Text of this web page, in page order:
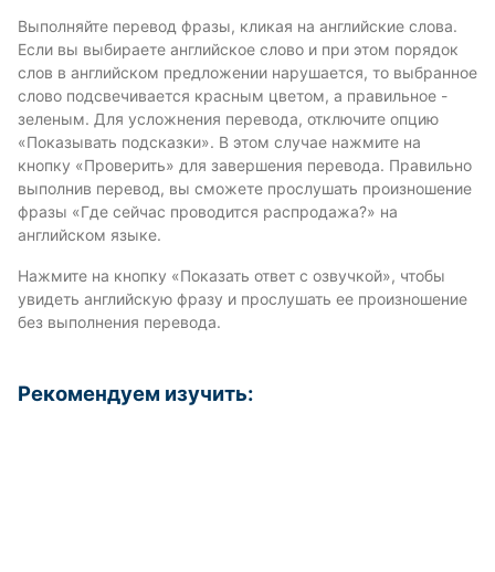
Выполняйте перевод фразы, кликая на английские слова.
Если вы выбираете английское слово и при этом порядок
слов в английском предложении нарушается, то выбранное
слово подсвечивается красным цветом, а правильное -
зеленым. Для усложнения перевода, отключите опцию
«Показывать подсказки». В этом случае нажмите на
кнопку «Проверить» для завершения перевода. Правильно
выполнив перевод, вы сможете прослушать произношение
фразы «Где сейчас проводится распродажа?» на
английском языке.
Нажмите на кнопку «Показать ответ с озвучкой», чтобы
увидеть английскую фразу и прослушать ее произношение
без выполнения перевода.
Рекомендуем изучить: